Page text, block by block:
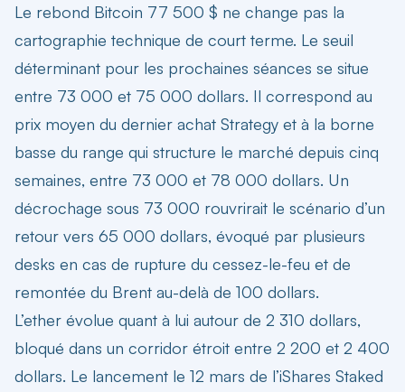
Le rebond Bitcoin 77 500 $ ne change pas la
cartographie technique de court terme. Le seuil
déterminant pour les prochaines séances se situe
entre 73 000 et 75 000 dollars. Il correspond au
prix moyen du dernier achat Strategy et à la borne
basse du range qui structure le marché depuis cinq
semaines, entre 73 000 et 78 000 dollars. Un
décrochage sous 73 000 rouvrirait le scénario d’un
retour vers 65 000 dollars, évoqué par plusieurs
desks en cas de rupture du cessez-le-feu et de
remontée du Brent au-delà de 100 dollars.
L’ether évolue quant à lui autour de 2 310 dollars,
bloqué dans un corridor étroit entre 2 200 et 2 400
dollars. Le lancement le 12 mars de l’iShares Staked